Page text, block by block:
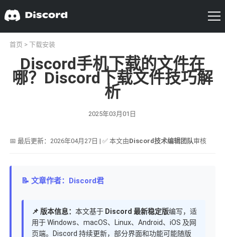
首页 > 下载安装
Discord手机下载的文件在
哪？Discord下载文件技巧解
析
2025年03月01日
📅 最后更新：2026年04月27日 | ✅ 本文由Discord技术编辑团队审核
📝 文章作者：Discord君
📌 版本信息： 本文基于 Discord 最新稳定版编写，适
用于 Windows、macOS、Linux、Android、iOS 及网
页端。Discord 持续更新，部分界面和功能可能随版